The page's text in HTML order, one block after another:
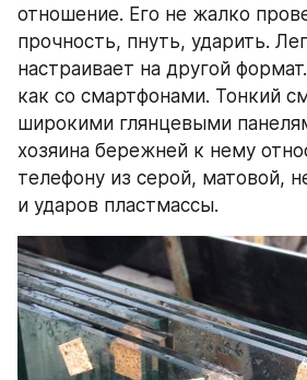
отношение. Его не жалко
прочность, пнуть, ударить.
настраивает на другой
как со смартфонами. Тонкий
широкими глянцевыми
хозяина бережней к нему
телефону из серой, матовой,
и ударов пластмассы.